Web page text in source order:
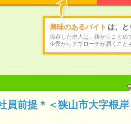
興味のあるバイト は、と
保存した求人は、後からまとめ
企業からアプローチが届くこと
員前提＊＜狭山市大字根